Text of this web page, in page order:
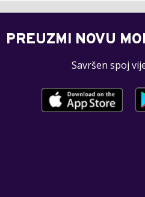
PREUZMI NOVU
Savršen spoj